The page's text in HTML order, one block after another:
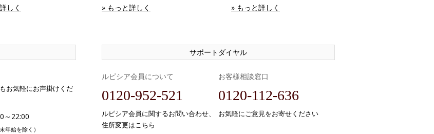
しく » もっと詳しく » もっと詳しく
お気軽にお声掛けくだ
～22:00
末年始を除く）
サポートダイヤル
ルピシア会員について
0120-952-521
ルピシア会員に関するお問い合わせ、
住所変更はこちら
お客様相談窓口
0120-112-636
お気軽にご意見をお寄せください